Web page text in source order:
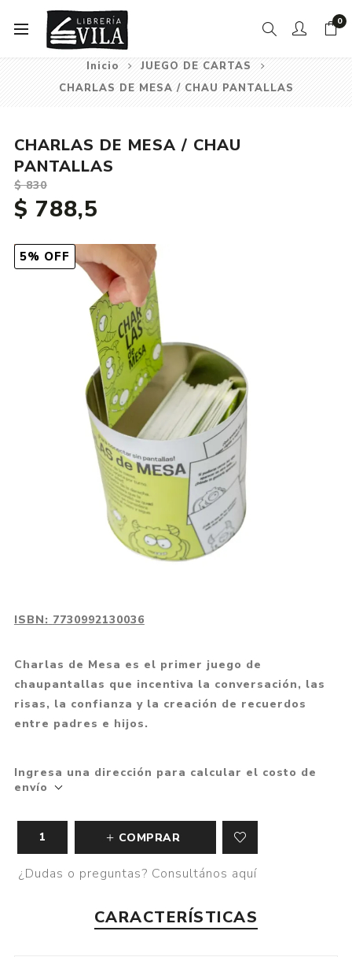
0
Inicio
JUEGO DE CARTAS
CHARLAS DE MESA / CHAU PANTALLAS
5% OFF
CHARLAS DE MESA / CHAU
PANTALLAS
$ 830
$ 788,5
ISBN: 7730992130036
Charlas de Mesa es el primer juego de
chaupantallas que incentiva la conversación, las
risas, la confianza y la creación de recuerdos
entre padres e hijos.
Ingresa una dirección para calcular el costo de
envío
COMPRAR
¿Dudas o preguntas? Consultános aquí
CARACTERÍSTICAS